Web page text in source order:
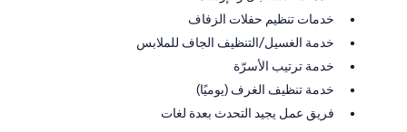
خدمات تنظيم حفلات الزفاف
خدمة الغسيل/التنظيف الجاف للملابس
خدمة ترتيب الأسرّة
خدمة تنظيف الغرف (يوميًا)
فريق عمل يجيد التحدث بعدة لغات